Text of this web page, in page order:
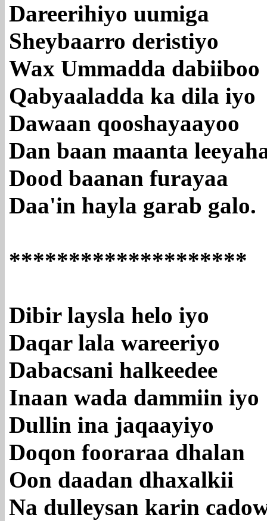
Dareerihiyo uumiga
Sheybaarro deristiyo
Wax Ummadda dabiiboo
Qabyaaladda ka dila iyo
Dawaan qooshayaayoo
Dan baan maanta
Dood baanan furayaa
Daa'in hayla garab galo.
********************
Dibir laysla helo iyo
Daqar lala wareeriyo
Dabacsani halkeedee
Inaan wada dammiin iyo
Dullin ina jaqaayiyo
Doqon fooraraa dhalan
Oon daadan dhaxalkii
Na dulleysan karin